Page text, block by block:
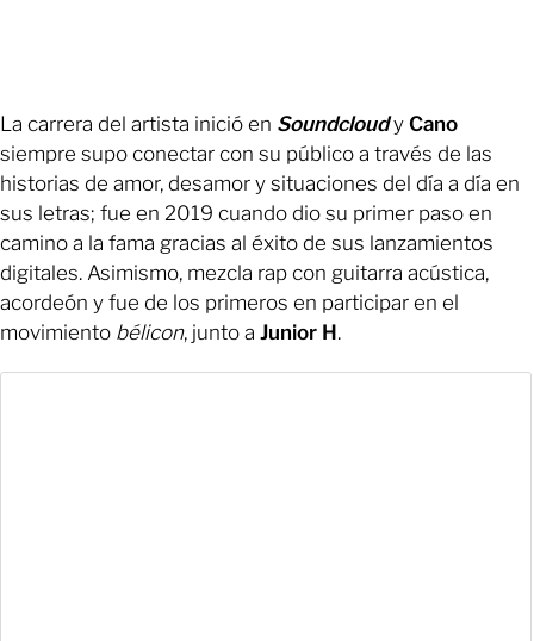
La carrera del artista inició en Soundcloudy Cano
siempre supo conectar con su público a través de las
historias de amor, desamor y situaciones del día a día en
sus letras; fue en 2019 cuando dio su primer paso en
camino a la fama gracias al éxito de sus lanzamientos
digitales. Asimismo, mezcla rap con guitarra acústica,
acordeón y fue de los primeros en participar en el
movimiento bélicon, junto a Junior H.